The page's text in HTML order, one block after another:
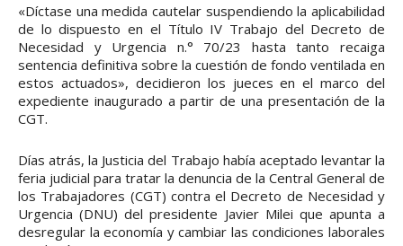
«Díctase una medida cautelar suspendiendo la aplicabilidad
de lo dispuesto en el Título IV Trabajo del Decreto de
Necesidad y Urgencia n.° 70/23 hasta tanto recaiga
sentencia definitiva sobre la cuestión de fondo ventilada en
estos actuados», decidieron los jueces en el marco del
expediente inaugurado a partir de una presentación de la
CGT.
Días atrás, la Justicia del Trabajo había aceptado levantar la
feria judicial para tratar la denuncia de la Central General de
los Trabajadores (CGT) contra el Decreto de Necesidad y
Urgencia (DNU) del presidente Javier Milei que apunta a
desregular la economía y cambiar las condiciones laborales